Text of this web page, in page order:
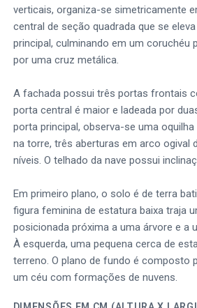
verticais, organiza-se simetricamente
central de seção quadrada que se
principal, culminando em um coruchéu
por uma cruz metálica.
A fachada possui três portas frontais
porta central é maior e ladeada por
porta principal, observa-se uma
na torre, três aberturas em arco ogival
níveis. O telhado da nave possui
Em primeiro plano, o solo é de terra
figura feminina de estatura baixa traja
posicionada próxima a uma árvore e a
À esquerda, uma pequena cerca de
terreno. O plano de fundo é composto
um céu com formações de nuvens.